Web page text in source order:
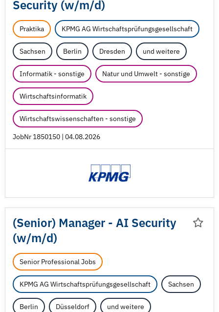
Security (w/m/d)
Praktika KPMG AG Wirtschaftsprüfungsgesellschaft
Sachsen Berlin Dresden und weitere
Informatik - sonstige Natur und Umwelt - sonstige
Wirtschaftsinformatik
Wirtschaftswissenschaften - sonstige
JobNr 1850150 | 04.08.2026
(Senior) Manager - AI Security
(w/m/d)
Senior Professional Jobs
KPMG AG Wirtschaftsprüfungsgesellschaft Sachsen
Berlin Düsseldorf und weitere